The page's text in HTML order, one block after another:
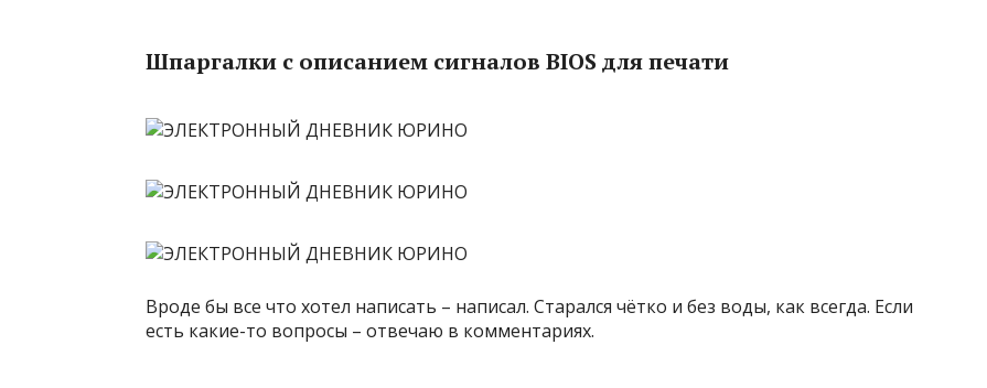
Шпаргалки с описанием сигналов BIOS для печати
Вроде бы все что хотел написать – написал. Старался чётко и без воды, как всегда. Если
есть какие-то вопросы – отвечаю в комментариях.